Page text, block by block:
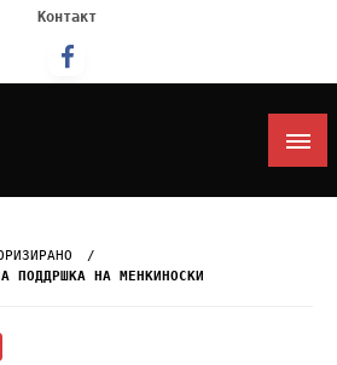
Контакт
ПОДДРШКА НА МЕНКИНОСКИ